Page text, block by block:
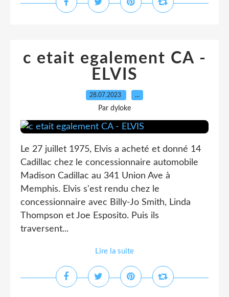
c etait egalement CA -
ELVIS
28.07.2023 …
Par dyloke
Le 27 juillet 1975, Elvis a acheté et donné 14
Cadillac chez le concessionnaire automobile
Madison Cadillac au 341 Union Ave à
Memphis. Elvis s'est rendu chez le
concessionnaire avec Billy-Jo Smith, Linda
Thompson et Joe Esposito. Puis ils
traversent...
Lire la suite